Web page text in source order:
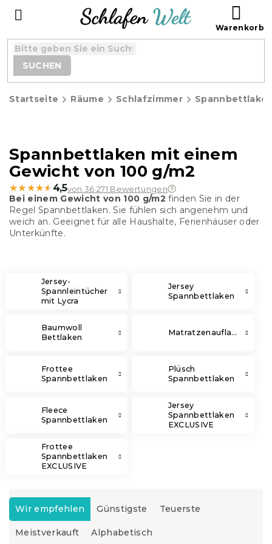
SUCHEN
Startseite Räume Schlafzimmer
Spannbettlaken mit einem
Gewicht von 100 g/m2
★★★★★
★★★★★ 4,5von 36 271 Bewertungen
Bei einem Gewicht von 100 g/m2 finden Sie in der
Regel Spannbettlaken. Sie fühlen sich angenehm und
weich an. Geeignet für alle Haushalte, Ferienhäuser oder
Unterkünfte.
Jersey-
Spannleintücher
mit Lycra
Jersey
Spannbettlaken
Baumwoll
Bettlaken
Matratzenauflage
Frottee
Spannbettlaken
Plüsch
Spannbettlaken
Fleece
Spannbettlaken
Jersey
Spannbettlaken
EXCLUSIVE
Frottee
Spannbettlaken
EXCLUSIVE
P
o
d
Wir empfehlen Günstigste Teuerste
Meistverkauft Alphabetisch